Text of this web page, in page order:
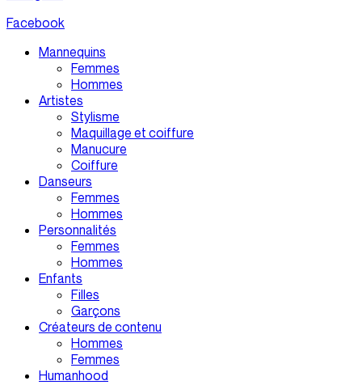
Facebook
Mannequins
Femmes
Hommes
Artistes
Stylisme
Maquillage et coiffure
Manucure
Coiffure
Danseurs
Femmes
Hommes
Personnalités
Femmes
Hommes
Enfants
Filles
Garçons
Créateurs de contenu
Hommes
Femmes
Humanhood